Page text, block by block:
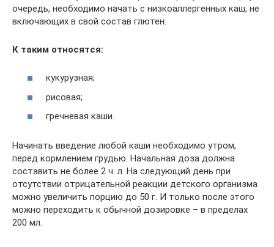
очередь, необходимо начать с низкоаллергенных каш, не
включающих в свой состав глютен.
К таким относятся:
кукурузная;
рисовая;
гречневая каши.
Начинать введение любой каши необходимо утром,
перед кормлением грудью. Начальная доза должна
составить не более 2 ч. л. На следующий день при
отсутствии отрицательной реакции детского организма
можно увеличить порцию до 50 г. И только после этого
можно переходить к обычной дозировке – в пределах
200 мл.